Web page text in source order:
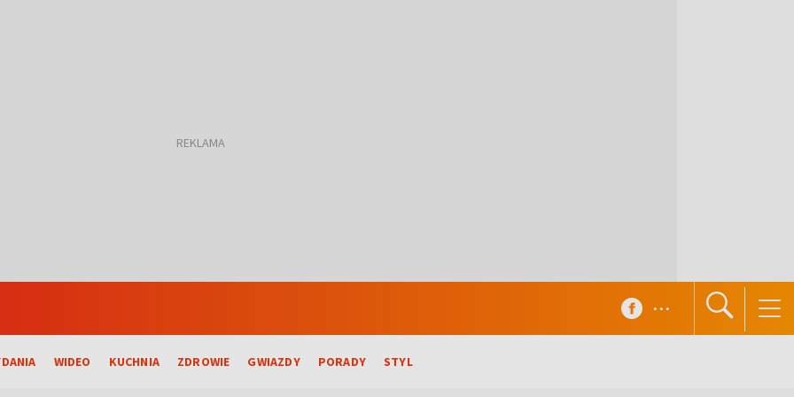
WIDEO KUCHNIA ZDROWIE GWIAZDY PORADY STYL
...